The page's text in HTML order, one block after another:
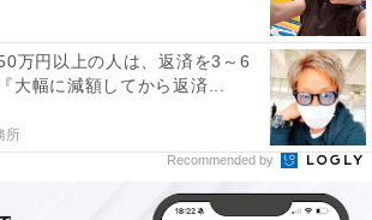
万円以上の人は、返済を3～6
大幅に減額してから返済...
所
Recommended by